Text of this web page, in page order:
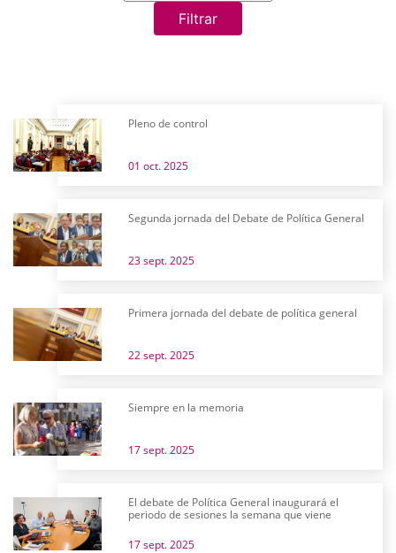
Filtrar
Pleno de control
01 oct. 2025
Segunda jornada del Debate de Política General
23 sept. 2025
Primera jornada del debate de política general
22 sept. 2025
Siempre en la memoria
17 sept. 2025
El debate de Política General inaugurará el
periodo de sesiones la semana que viene
17 sept. 2025